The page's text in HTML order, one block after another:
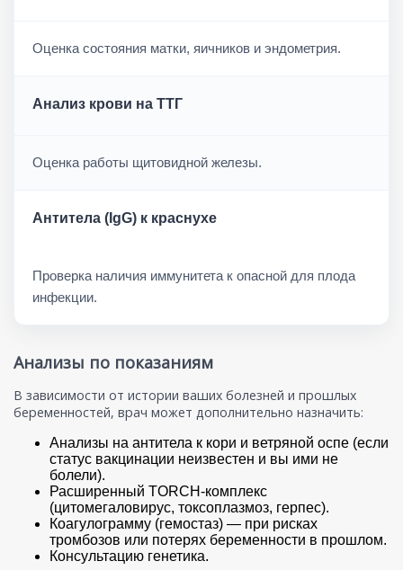
Оценка состояния матки, яичников и эндометрия.
Анализ крови на ТТГ
Оценка работы щитовидной железы.
Антитела (IgG) к краснухе
Проверка наличия иммунитета к опасной для плода
инфекции.
Анализы по показаниям
В зависимости от истории ваших болезней и прошлых
беременностей, врач может дополнительно назначить:
Анализы на антитела к кори и ветряной оспе (если
статус вакцинации неизвестен и вы ими не
болели).
Расширенный TORCH-комплекс
(цитомегаловирус, токсоплазмоз, герпес).
Коагулограмму (гемостаз) — при рисках
тромбозов или потерях беременности в прошлом.
Консультацию генетика.